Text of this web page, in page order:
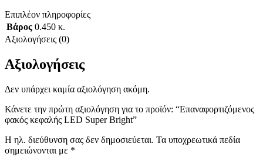
Επιπλέον πληροφορίες
Βάρος 0.450 κ.
Αξιολογήσεις (0)
Αξιολογήσεις
Δεν υπάρχει καμία αξιολόγηση ακόμη.
Κάνετε την πρώτη αξιολόγηση για το προϊόν: “Επαναφορτιζόμενος
φακός κεφαλής LED Super Bright”
Η ηλ. διεύθυνση σας δεν δημοσιεύεται. Τα υποχρεωτικά πεδία
σημειώνονται με *